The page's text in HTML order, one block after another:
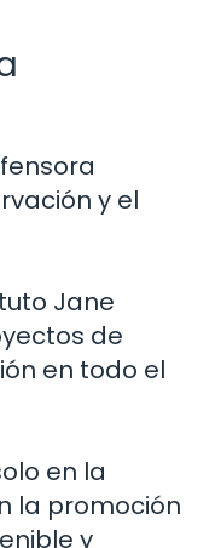
y el
Jane
de
en todo el
en la
la promoción
y